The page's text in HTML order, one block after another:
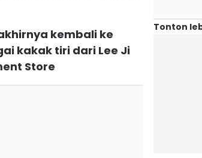
kembali ke
kakak tiri dari Lee Ji
Store
Tonton